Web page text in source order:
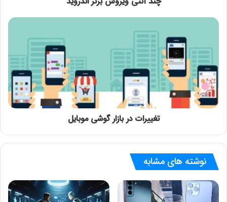
تغییرات در بازار گوشی موبایل
نوشته های مشابه